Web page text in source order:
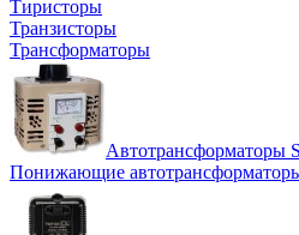
Тиристоры
Транзисторы
Трансформаторы
Автотрансформаторы
Понижающие